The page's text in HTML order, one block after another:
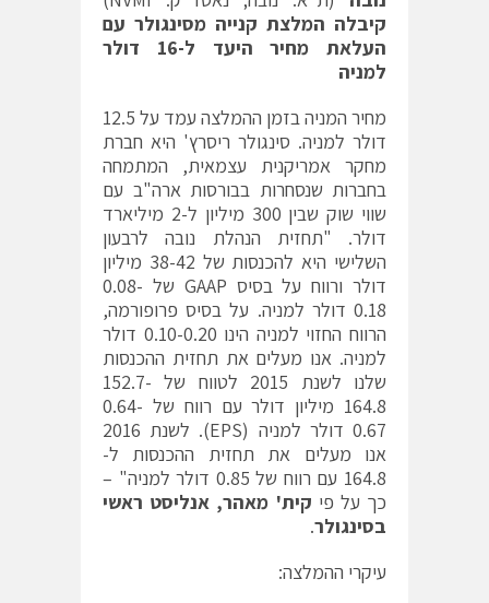
קיבלה המלצת קנייה מסינגולר עם
העלאת מחיר היעד ל-16 דולר
למניה
מחיר המניה בזמן ההמלצה עמד על 12.5
דולר למניה. סינגולר ריסרץ' היא חברת
מחקר אמריקנית עצמאית, המתמחה
בחברות שנסחרות בבורסות ארה"ב עם
שווי שוק שבין 300 מיליון ל-2 מיליארד
דולר. "תחזית הנהלת נובה לרבעון
השלישי היא להכנסות של 38-42 מיליון
דולר ורווח על בסיס GAAP של 0.08-
0.18 דולר למניה. על בסיס פרופורמה,
הרווח החזוי למניה הינו 0.10-0.20 דולר
למניה. אנו מעלים את תחזית ההכנסות
שלנו לשנת 2015 לטווח של 152.7-
164.8 מיליון דולר עם רווח של 0.64-
0.67 דולר למניה (EPS). לשנת 2016
אנו מעלים את תחזית ההכנסות ל-
164.8 עם רווח של 0.85 דולר למניה" –
כך על פי קית' מאהר, אנליסט ראשי
בסינגולר.
עיקרי ההמלצה: